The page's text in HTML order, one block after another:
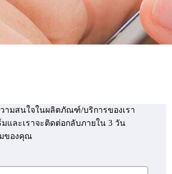
มสนใจในผลิตภัณฑ์/บริการของเรา
และเราจะติดต่อกลับภายใน 3 วัน
ของคุณ